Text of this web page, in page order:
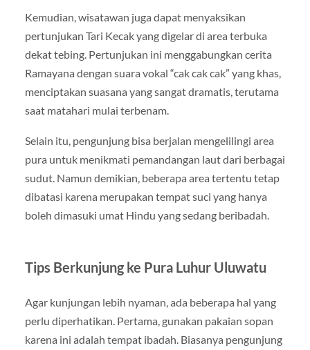
Kemudian, wisatawan juga dapat menyaksikan
pertunjukan Tari Kecak yang digelar di area terbuka
dekat tebing. Pertunjukan ini menggabungkan cerita
Ramayana dengan suara vokal “cak cak cak” yang khas,
menciptakan suasana yang sangat dramatis, terutama
saat matahari mulai terbenam.
Selain itu, pengunjung bisa berjalan mengelilingi area
pura untuk menikmati pemandangan laut dari berbagai
sudut. Namun demikian, beberapa area tertentu tetap
dibatasi karena merupakan tempat suci yang hanya
boleh dimasuki umat Hindu yang sedang beribadah.
Tips Berkunjung ke Pura Luhur Uluwatu
Agar kunjungan lebih nyaman, ada beberapa hal yang
perlu diperhatikan. Pertama, gunakan pakaian sopan
karena ini adalah tempat ibadah. Biasanya pengunjung